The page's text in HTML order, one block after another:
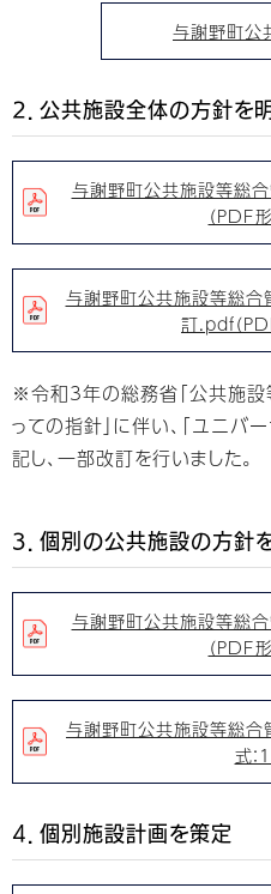
与謝野町公
2．公共施設全体の方針を
与謝野町公共施設等総合
（PDF
与謝野町公共施設等総合
訂.pdf（
※令和3年の総務省｢公共施設
っての指針｣に伴い､｢ユニバ
記し､一部改訂を行いました｡
3．個別の公共施設の方針
与謝野町公共施設等総合
（PDF
与謝野町公共施設等総合
式：
4．個別施設計画を策定